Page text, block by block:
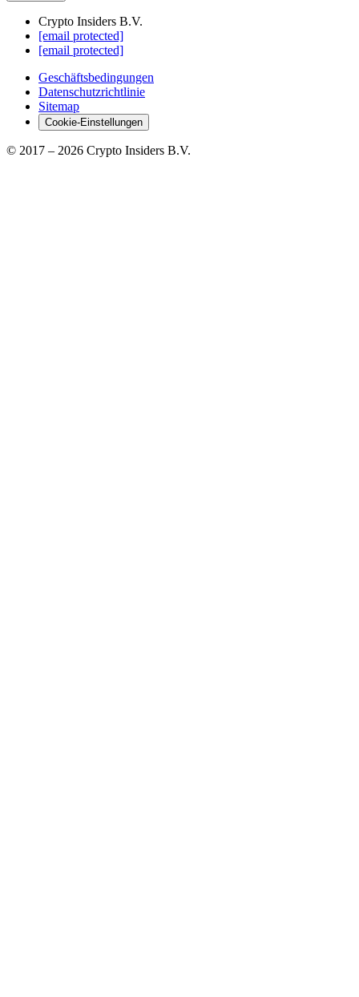
Crypto Insiders B.V.
[email protected]
[email protected]
Geschäftsbedingungen
Datenschutzrichtlinie
Sitemap
Cookie-Einstellungen
© 2017 – 2026 Crypto Insiders B.V.